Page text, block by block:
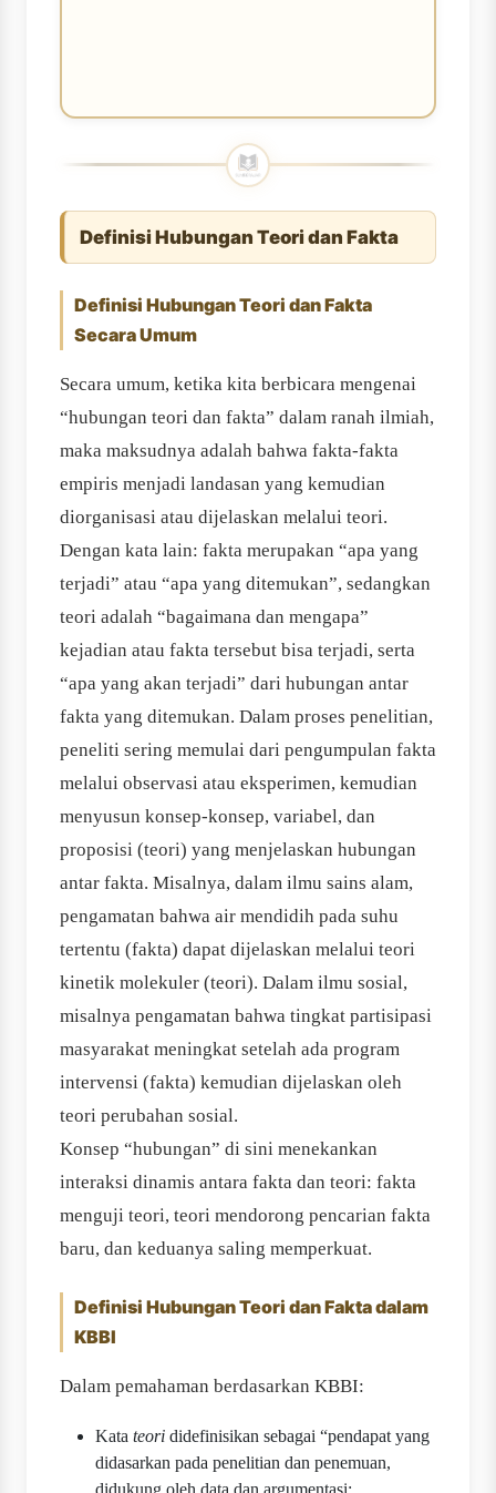
Definisi Hubungan Teori dan Fakta
Definisi Hubungan Teori dan Fakta
Secara Umum
Secara umum, ketika kita berbicara mengenai
“hubungan teori dan fakta” dalam ranah ilmiah,
maka maksudnya adalah bahwa fakta-fakta
empiris menjadi landasan yang kemudian
diorganisasi atau dijelaskan melalui teori.
Dengan kata lain: fakta merupakan “apa yang
terjadi” atau “apa yang ditemukan”, sedangkan
teori adalah “bagaimana dan mengapa”
kejadian atau fakta tersebut bisa terjadi, serta
“apa yang akan terjadi” dari hubungan antar
fakta yang ditemukan. Dalam proses penelitian,
peneliti sering memulai dari pengumpulan fakta
melalui observasi atau eksperimen, kemudian
menyusun konsep-konsep, variabel, dan
proposisi (teori) yang menjelaskan hubungan
antar fakta. Misalnya, dalam ilmu sains alam,
pengamatan bahwa air mendidih pada suhu
tertentu (fakta) dapat dijelaskan melalui teori
kinetik molekuler (teori). Dalam ilmu sosial,
misalnya pengamatan bahwa tingkat partisipasi
masyarakat meningkat setelah ada program
intervensi (fakta) kemudian dijelaskan oleh
teori perubahan sosial.
Konsep “hubungan” di sini menekankan
interaksi dinamis antara fakta dan teori: fakta
menguji teori, teori mendorong pencarian fakta
baru, dan keduanya saling memperkuat.
Definisi Hubungan Teori dan Fakta dalam
KBBI
Dalam pemahaman berdasarkan KBBI:
Kata teori didefinisikan sebagai “pendapat yang
didasarkan pada penelitian dan penemuan,
didukung oleh data dan argumentasi;